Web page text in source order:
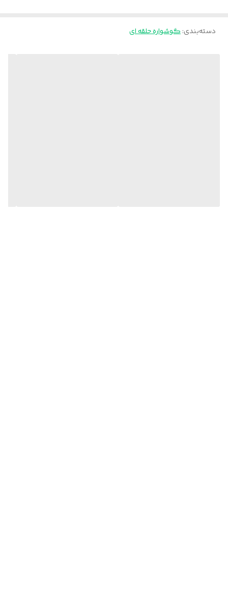
دسته‌بندی:گوشواره حلقه ای